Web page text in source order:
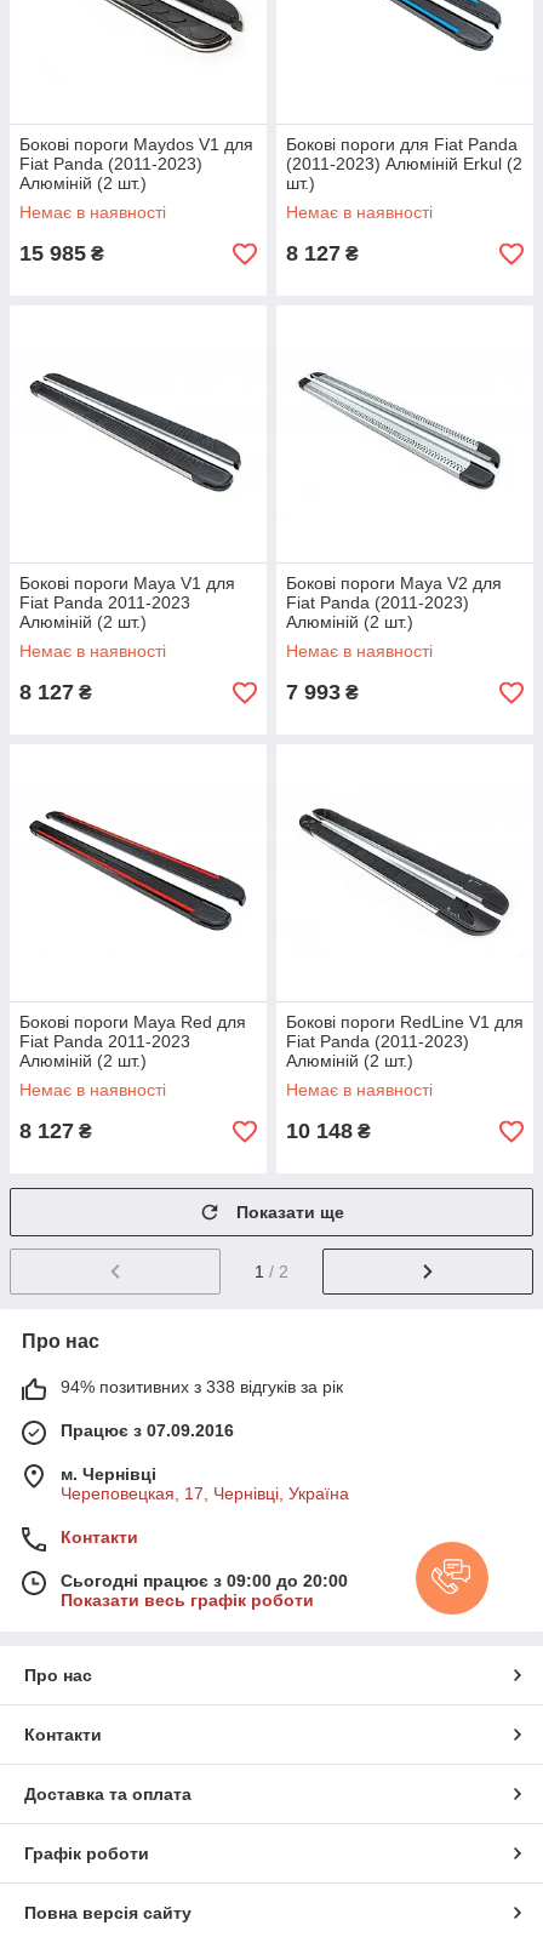
Бокові пороги Maydos V1 для
Fiat Panda (2011-2023)
Алюміній (2 шт.)
Немає в наявності
15 985 ₴
Бокові пороги для Fiat Panda
(2011-2023) Алюміній Erkul (2
шт.)
Немає в наявності
8 127 ₴
Бокові пороги Maya V1 для
Fiat Panda 2011-2023
Алюміній (2 шт.)
Немає в наявності
8 127 ₴
Бокові пороги Maya V2 для
Fiat Panda (2011-2023)
Алюміній (2 шт.)
Немає в наявності
7 993 ₴
Бокові пороги Maya Red для
Fiat Panda 2011-2023
Алюміній (2 шт.)
Немає в наявності
8 127 ₴
Бокові пороги RedLine V1 для
Fiat Panda (2011-2023)
Алюміній (2 шт.)
Немає в наявності
10 148 ₴
Показати ще
1 / 2
Про нас
94% позитивних з 338 відгуків за рік
Працює з 07.09.2016
м. Чернівці
Череповецкая, 17, Чернівці, Україна
Контакти
Сьогодні працює з 09:00 до 20:00
Показати весь графік роботи
Про нас
Контакти
Доставка та оплата
Графік роботи
Повна версія сайту